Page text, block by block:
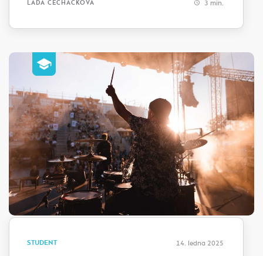
LADA ČECHÁČKOVÁ 3 min.
STUDENT 14. ledna 2025